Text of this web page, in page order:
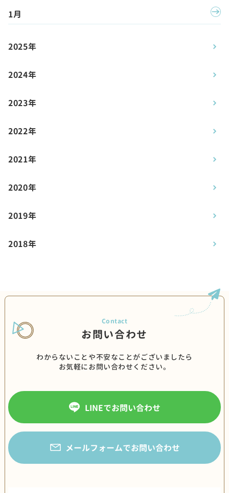
1月
2025年
2024年
2023年
2022年
2021年
2020年
2019年
2018年
お問い合わせ
わからないことや不安なことがございましたら
お気軽にお問い合わせください。
LINEでお問い合わせ
メールフォームでお問い合わせ